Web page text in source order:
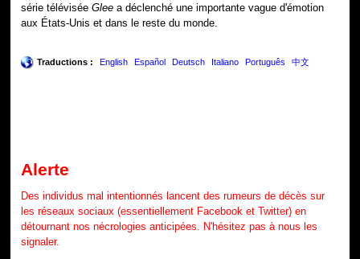
série téléviséeGlee a déclenché une importante vague d'émotion
aux États-Unis et dans le reste du monde.
Traductions : English Español Deutsch Italiano Português 中文
Alerte
Des individus mal intentionnés lancent des rumeurs de décès sur
les réseaux sociaux (essentiellement Facebook et Twitter) en
détournant nos nécrologies anticipées. N'hésitez pas à nous les
signaler.